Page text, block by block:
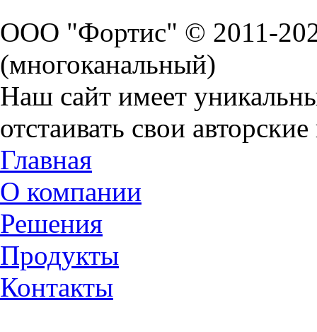
ООО "Фортис" © 2011-
(многоканальный)
Наш сайт имеет
отстаивать свои
Главная
О компании
Решения
Продукты
Контакты